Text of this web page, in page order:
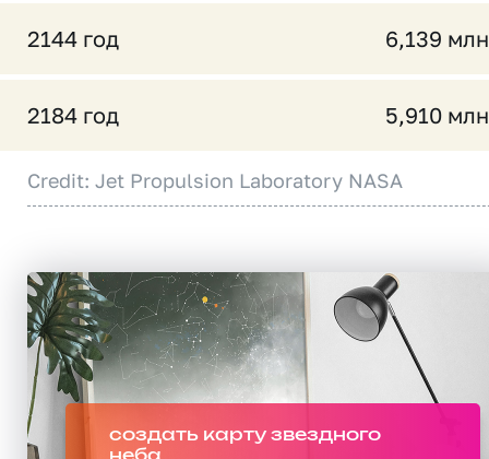
2144 год 6,139
2184 год 5,910
Credit: Jet Propulsion Laboratory NASA
создать карту звездного